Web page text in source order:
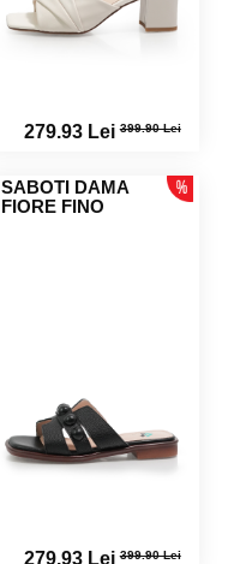
279.93 Lei399.90 Lei
SABOTI DAMA
FIORE FINO
279.93 Lei399.90 Lei